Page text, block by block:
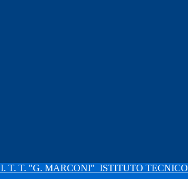
I. T. T. "G. MARCONI" ISTITUTO TECNICO